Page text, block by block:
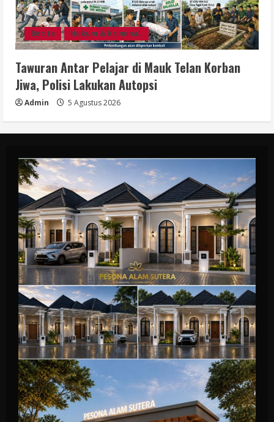
Berita Hukum & Kriminal,
Tawuran Antar Pelajar di Mauk Telan Korban
Jiwa, Polisi Lakukan Autopsi
Admin 5 Agustus 2026